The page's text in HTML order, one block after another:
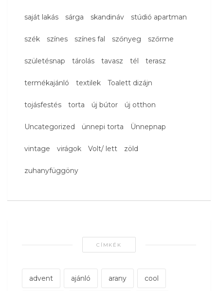
saját lakás sárga skandináv stúdió apartman
szék színes színes fal szőnyeg szőrme
születésnap tárolás tavasz tél terasz
termékajánló textilek Toalett dizájn
tojásfestés torta új bútor új otthon
Uncategorized ünnepi torta Ünnepnap
vintage virágok Volt/ lett zöld
zuhanyfüggöny
CÍMKÉK
advent ajánló arany cool